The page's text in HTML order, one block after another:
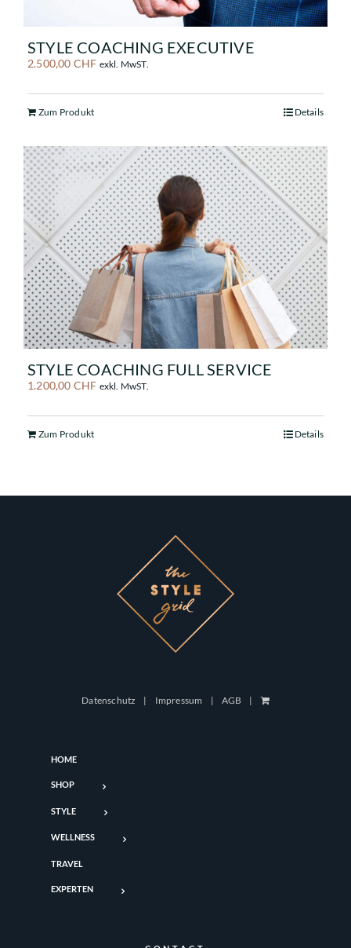
STYLE COACHING EXECUTIVE
2.500,00 CHF exkl. MwST.
Zum Produkt Details
STYLE COACHING FULL SERVICE
1.200,00 CHF exkl. MwST.
Zum Produkt Details
Datenschutz Impressum AGB
HOME
SHOP
STYLE
WELLNESS
TRAVEL
EXPERTEN